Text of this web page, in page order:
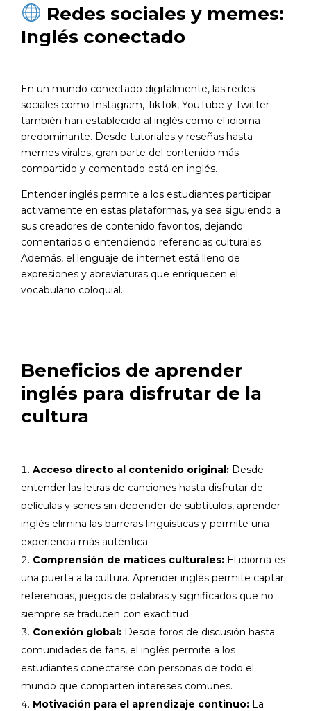
Redes sociales y memes:
Inglés conectado
En un mundo conectado digitalmente, las redes
sociales como Instagram, TikTok, YouTube y Twitter
también han establecido al inglés como el idioma
predominante. Desde tutoriales y reseñas hasta
memes virales, gran parte del contenido más
compartido y comentado está en inglés.
Entender inglés permite a los estudiantes participar
activamente en estas plataformas, ya sea siguiendo a
sus creadores de contenido favoritos, dejando
comentarios o entendiendo referencias culturales.
Además, el lenguaje de internet está lleno de
expresiones y abreviaturas que enriquecen el
vocabulario coloquial.
Beneficios de aprender
inglés para disfrutar de la
cultura
Acceso directo al contenido original: Desde
entender las letras de canciones hasta disfrutar de
películas y series sin depender de subtítulos, aprender
inglés elimina las barreras lingüísticas y permite una
experiencia más auténtica.
Comprensión de matices culturales: El idioma es
una puerta a la cultura. Aprender inglés permite captar
referencias, juegos de palabras y significados que no
siempre se traducen con exactitud.
Conexión global: Desde foros de discusión hasta
comunidades de fans, el inglés permite a los
estudiantes conectarse con personas de todo el
mundo que comparten intereses comunes.
Motivación para el aprendizaje continuo: La